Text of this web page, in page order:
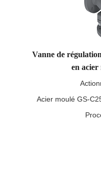
Vanne de
en acier
Acier moulé GS-